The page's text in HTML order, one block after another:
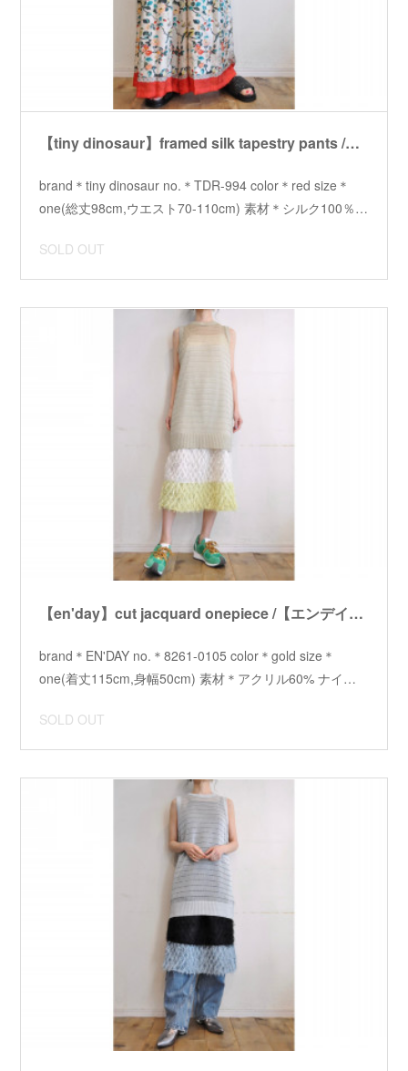
【tiny dinosaur】framed silk tapestry pants /【タイニーダイナソー】フレームシルクタペストリーパンツ
brand＊tiny dinosaur no.＊TDR-994 color＊red size＊
one(総丈98cm,ウエスト70-110cm) 素材＊シルク100％…
SOLD OUT
【en'day】cut jacquard onepiece /【エンデイ】カットジャガードワンピース
brand＊EN'DAY no.＊8261-0105 color＊gold size＊
one(着丈115cm,身幅50cm) 素材＊アクリル60% ナイ…
SOLD OUT